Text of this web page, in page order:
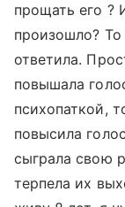
прощать его ?
произошло?
ответила.
повышала
психопаткой,
повысила
сыграла свою
терпела их